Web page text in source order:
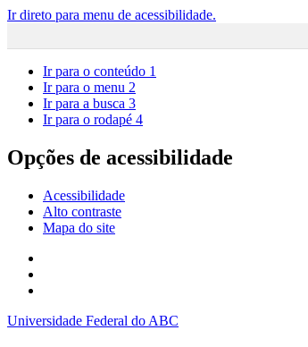
Ir direto para menu de acessibilidade.
Ir para o conteúdo 1
Ir para o menu 2
Ir para a busca 3
Ir para o rodapé 4
Opções de acessibilidade
Acessibilidade
Alto contraste
Mapa do site
Universidade Federal do ABC